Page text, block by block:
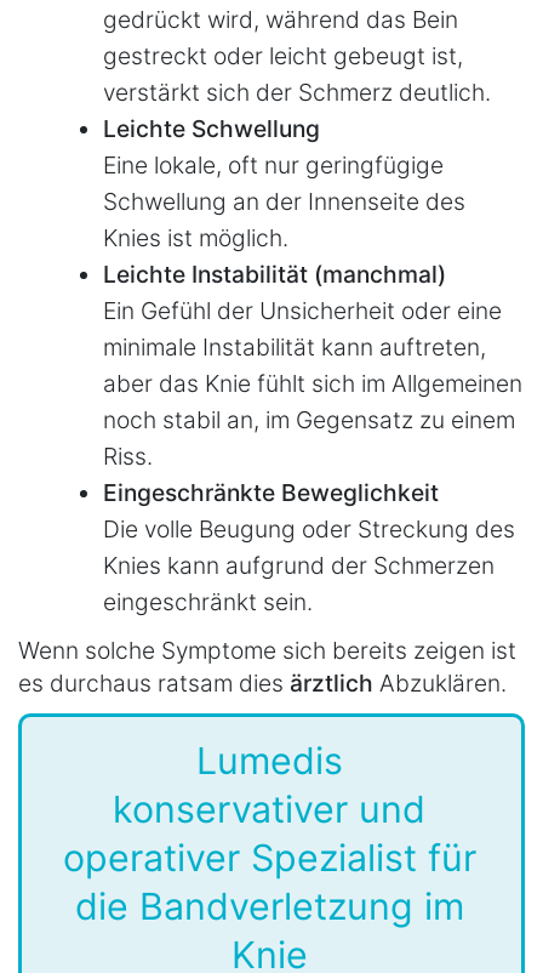
gedrückt wird, während das Bein
gestreckt oder leicht gebeugt ist,
verstärkt sich der Schmerz deutlich.
Leichte Schwellung
Eine lokale, oft nur geringfügige
Schwellung an der Innenseite des
Knies ist möglich.
Leichte Instabilität (manchmal)
Ein Gefühl der Unsicherheit oder eine
minimale Instabilität kann auftreten,
aber das Knie fühlt sich im Allgemeinen
noch stabil an, im Gegensatz zu einem
Riss.
Eingeschränkte Beweglichkeit
Die volle Beugung oder Streckung des
Knies kann aufgrund der Schmerzen
eingeschränkt sein.
Wenn solche Symptome sich bereits zeigen ist
es durchaus ratsam dies ärztlich Abzuklären.
Lumedis
konservativer und
operativer Spezialist für
die Bandverletzung im
Knie